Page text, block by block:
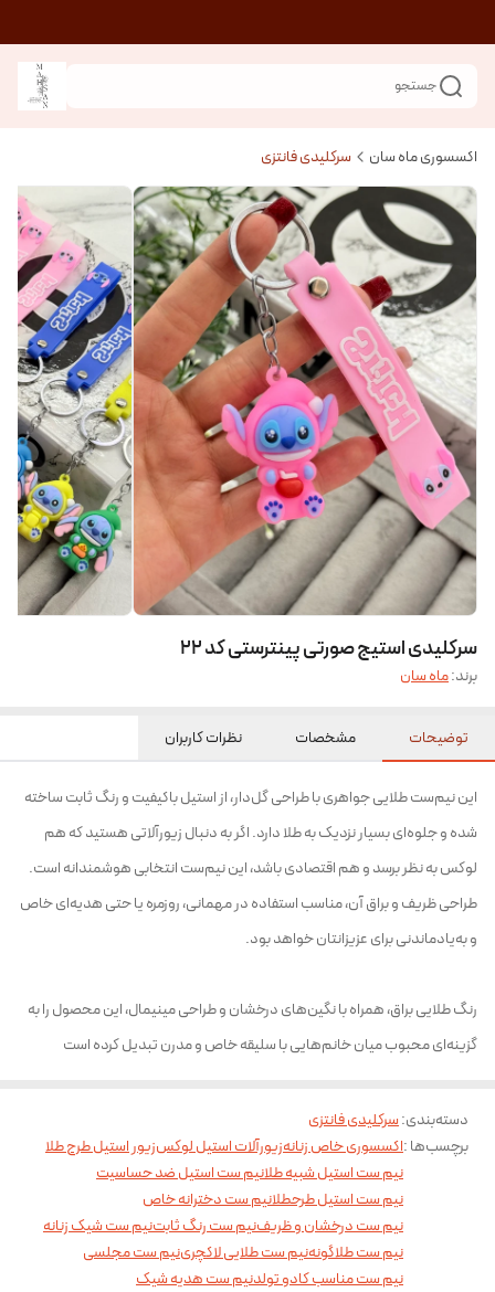
جستجو
اکسسوری ماه سان سرکلیدی فانتزی
سرکلیدی استیج صورتی پینترستی کد ۲۲
برند:ماه سان
توضیحات مشخصات نظرات کاربران
این نیم‌ست طلایی جواهری با طراحی گل‌دار، از استیل باکیفیت و رنگ ثابت ساخته
شده و جلوه‌ای بسیار نزدیک به طلا دارد. اگر به دنبال زیورآلاتی هستید که هم
لوکس به نظر برسد و هم اقتصادی باشد، این نیم‌ست انتخابی هوشمندانه است.
طراحی ظریف و براق آن، مناسب استفاده در مهمانی، روزمره یا حتی هدیه‌ای خاص
و به‌یادماندنی برای عزیزانتان خواهد بود.
رنگ طلایی براق، همراه با نگین‌های درخشان و طراحی مینیمال، این محصول را به
گزینه‌ای محبوب میان خانم‌هایی با سلیقه خاص و مدرن تبدیل کرده است
دسته‌بندی:سرکلیدی فانتزی
برچسب‌ها :اکسسوری خاص زنانهزیورآلات استیل لوکسزیور استیل طرح طلا
نیم ست استیل شبیه طلانیم ست استیل ضد حساسیت
نیم ست استیل طرحطلانیم ست دخترانه خاص
نیم ست درخشان و ظریفنیم ست رنگ ثابتنیم ست شیک زنانه
نیم ست طلاگونهنیم ست طلایی لاکچرینیم ست مجلسی
نیم ست مناسب کادو تولدنیم ست هدیه شیک